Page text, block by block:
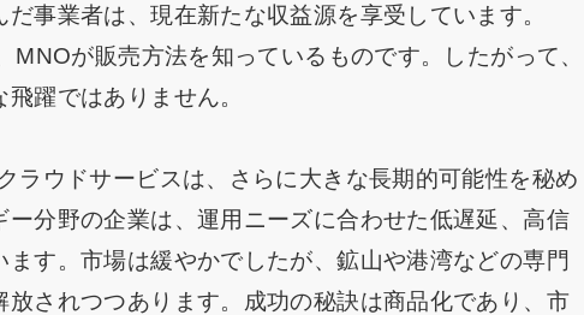
事業者は、現在新たな収益源を享受しています。
が販売方法を知っているものです。したがって、
躍ではありません。
ラウドサービスは、さらに大きな長期的可能性を秘め
分野の企業は、運用ニーズに合わせた低遅延、高信
す。市場は緩やかでしたが、鉱山や港湾などの専門
されつつあります。成功の秘訣は商品化であり、市